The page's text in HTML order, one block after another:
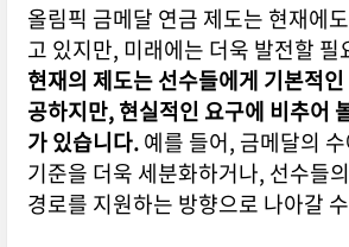
올림픽 금메달 연금 제도는 현재에
고 있지만, 미래에는 더욱 발전할
현재의 제도는 선수들에게 기본적
공하지만, 현실적인 요구에 비추어
가 있습니다.예를 들어, 금메달의
기준을 더욱 세분화하거나, 선수들
경로를 지원하는 방향으로 나아갈